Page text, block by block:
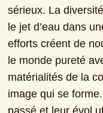
sérieux. La
le jet d’eau dans
efforts créent de
le monde pureté
matérialités de la
image qui se
passé et leur évol